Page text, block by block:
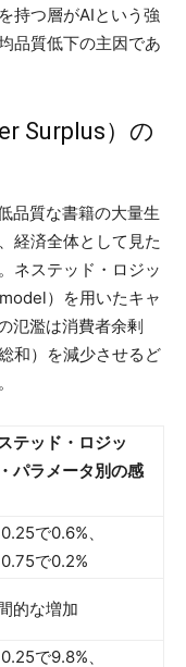
持つ層がAIという強
品質低下の主因であ
Surplus）の
品質な書籍の大量生
経済全体として見た
ネステッド・ロジッ
）を用いたキャ
氾濫は消費者余剰
和）を減少させるど
テッド・ロジッ
パラメータ別の感
で0.6%、
で0.2%
的な増加
で9.8%、